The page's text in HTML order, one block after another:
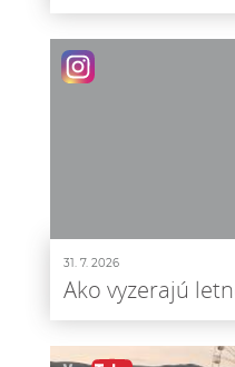
31. 7. 2026
Ako vyzerajú